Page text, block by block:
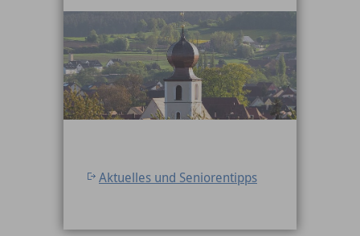
Aktuelles und Seniorentipps